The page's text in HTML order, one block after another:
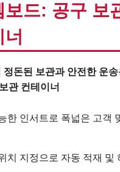
보드: 공구 보
정돈된 보관과 안전한 운
관 컨테이너
한 인서트로 폭넓은 고객
치 지정으로 자동 적재 및